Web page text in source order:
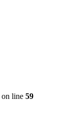
on line 59